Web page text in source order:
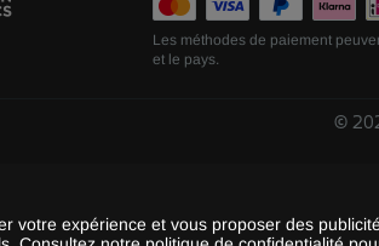
votre expérience et vous proposer des
Les méthodes de paiement
et le pays.
©